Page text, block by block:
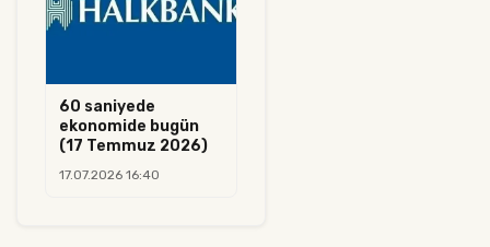
60 saniyede
ekonomide bugün
(17 Temmuz 2026)
17.07.2026 16:40